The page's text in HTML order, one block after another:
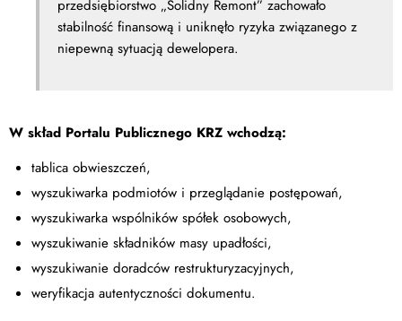
przedsiębiorstwo „Solidny Remont” zachowało
stabilność finansową i uniknęło ryzyka związanego z
niepewną sytuacją dewelopera.
W skład Portalu Publicznego KRZ wchodzą:
tablica obwieszczeń,
wyszukiwarka podmiotów i przeglądanie postępowań,
wyszukiwarka wspólników spółek osobowych,
wyszukiwanie składników masy upadłości,
wyszukiwanie doradców restrukturyzacyjnych,
weryfikacja autentyczności dokumentu.